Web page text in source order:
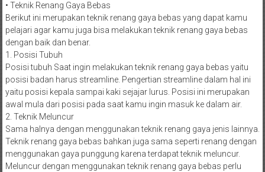
• Teknik Renang Gaya Bebas
Berikut ini merupakan teknik renang gaya bebas yang dapat kamu
pelajari agar kamu juga bisa melakukan teknik renang gaya bebas
dengan baik dan benar.
1. Posisi Tubuh
Posisi tubuh Saat ingin melakukan teknik renang gaya bebas yaitu
posisi badan harus streamline. Pengertian streamline dalam hal ini
yaitu posisi kepala sampai kaki sejajar lurus. Posisi ini merupakan
awal mula dari posisi pada saat kamu ingin masuk ke dalam air.
2. Teknik Meluncur
Sama halnya dengan menggunakan teknik renang gaya jenis lainnya.
Teknik renang gaya bebas bahkan juga sama seperti renang dengan
menggunakan gaya punggung karena terdapat teknik meluncur.
Meluncur dengan menggunakan teknik renang gaya bebas perlu